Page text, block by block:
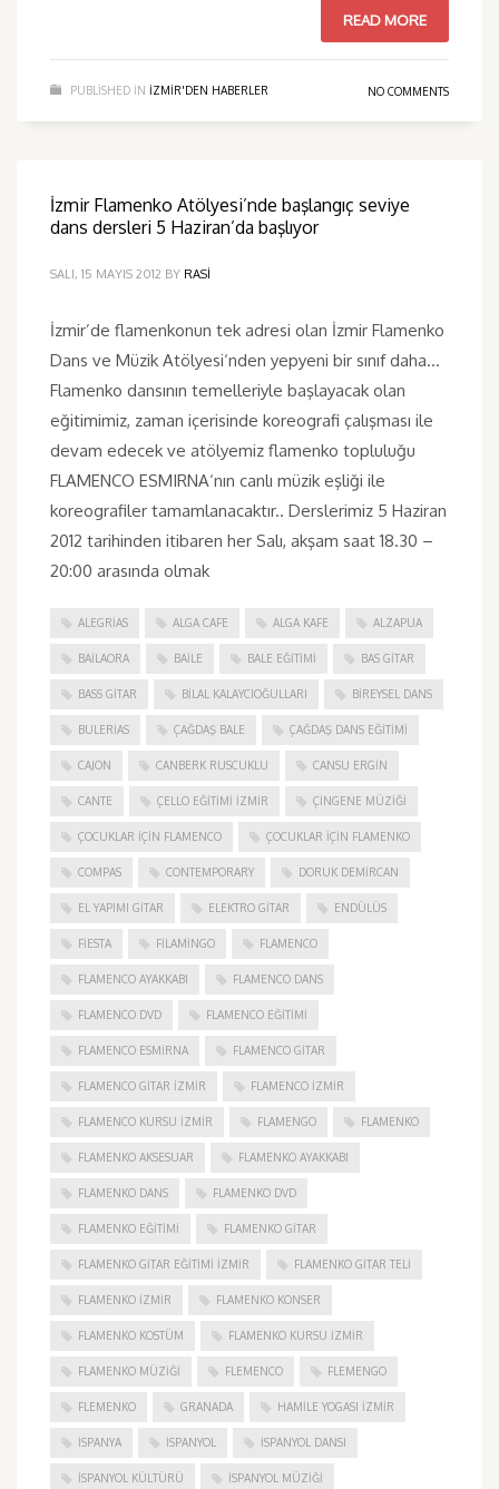
READ MORE
PUBLISHED IN IZMIR'DEN HABERLER NO COMMENTS
İzmir Flamenko Atölyesi’nde başlangıç seviye
dans dersleri 5 Haziran’da başlıyor
SALI, 15 MAYIS 2012 BY RASI
İzmir’de flamenkonun tek adresi olan İzmir Flamenko
Dans ve Müzik Atölyesi‘nden yepyeni bir sınıf daha…
Flamenko dansının temelleriyle başlayacak olan
eğitimimiz, zaman içerisinde koreografi çalışması ile
devam edecek ve atölyemiz flamenko topluluğu
FLAMENCO ESMIRNA‘nın canlı müzik eşliği ile
koreografiler tamamlanacaktır.. Derslerimiz 5 Haziran
2012 tarihinden itibaren her Salı, akşam saat 18.30 –
20:00 arasında olmak
ALEGRIAS ALGA CAFE ALGA KAFE ALZAPUA
BAILAORA BAILE BALE EĞITIMI BAS GITAR
BASS GITAR BILAL KALAYCIOĞULLARI BIREYSEL DANS
BULERIAS ÇAĞDAŞ BALE ÇAĞDAŞ DANS EĞITIMI
CAJON CANBERK RUSCUKLU CANSU ERGIN
CANTE ÇELLO EĞITIMI İZMIR ÇINGENE MÜZIĞI
ÇOCUKLAR IÇIN FLAMENCO ÇOCUKLAR IÇIN FLAMENKO
COMPAS CONTEMPORARY DORUK DEMIRCAN
EL YAPIMI GITAR ELEKTRO GITAR ENDÜLÜS
FIESTA FILAMINGO FLAMENCO
FLAMENCO AYAKKABI FLAMENCO DANS
FLAMENCO DVD FLAMENCO EĞITIMI
FLAMENCO ESMIRNA FLAMENCO GITAR
FLAMENCO GITAR İZMIR FLAMENCO IZMIR
FLAMENCO KURSU İZMIR FLAMENGO FLAMENKO
FLAMENKO AKSESUAR FLAMENKO AYAKKABI
FLAMENKO DANS FLAMENKO DVD
FLAMENKO EĞITIMI FLAMENKO GITAR
FLAMENKO GITAR EĞITIMI İZMIR FLAMENKO GITAR TELI
FLAMENKO IZMIR FLAMENKO KONSER
FLAMENKO KOSTÜM FLAMENKO KURSU İZMIR
FLAMENKO MÜZIĞI FLEMENCO FLEMENGO
FLEMENKO GRANADA HAMILE YOGASI İZMIR
ISPANYA İSPANYOL İSPANYOL DANSI
İSPANYOL KÜLTÜRÜ İSPANYOL MÜZIĞI